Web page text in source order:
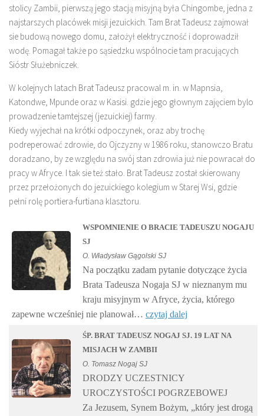
stolicy Zambii, pierwszą jego stacją misyjną była Chingombe, jedna z
najstarszych placówek misji jezuickich. Tam Brat Tadeusz zajmował
sie budową nowego domu, założył elektryczność i doprowadził
wodę. Pomagał także po sąsiedzku wspólnocie tam pracujących
Sióstr Służebniczek.
W kolejnych latach Brat Tadeusz pracowal m. in. w Mapnsia,
Katondwe, Mpunde oraz w Kasisi. gdzie jego głownym zajęciem bylo
prowadzenie tamtejszej (jezuickiej) farmy.
Kiedy wyjechał na krótki odpoczynek, oraz aby trochę
podreperować zdrowie, do Ojczyzny w 1986 roku, stanowczo Bratu
doradzano, by ze względu na swój stan zdrowia już nie powracał do
pracy w Afryce. I tak sie też stało. Brat Tadeusz został skierowany
przez przełożonych do jezuickiego kolegium w Starej Wsi, gdzie
pełni rolę portiera-furtiana klasztoru.
WSPOMNIENIE O BRACIE TADEUSZU NOGAJU
SJ
O. Władysław Gągolski SJ
Na początku zadam pytanie dotyczące życia
Brata Tadeusza Nogaja SJ w nieznanym mu
kraju misyjnym w Afryce, życia, którego
zapewne wcześniej nie planował… czytaj dalej
ŚP. BRAT TADEUSZ NOGAJ SJ. 19 LAT NA
MISJACH W ZAMBII
O. Tomasz Nogaj SJ
DRODZY UCZESTNICY
UROCZYSTOŚCI POGRZEBOWEJ
Za Jezusem, Synem Bożym, „który jest drogą